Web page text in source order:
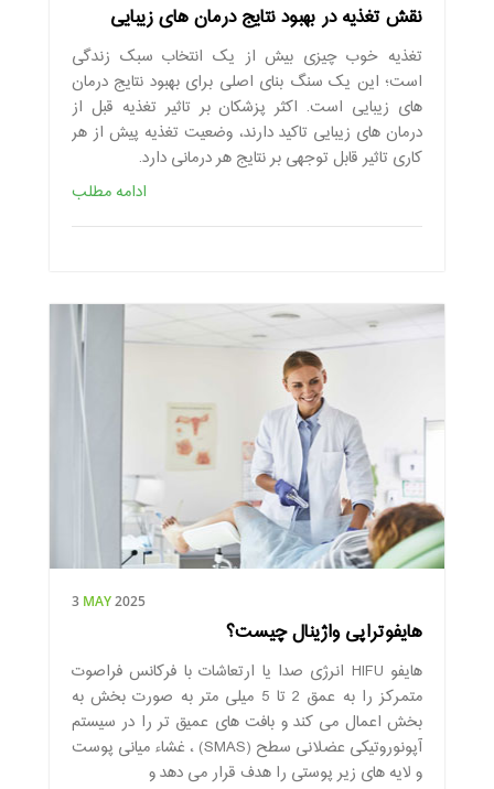
نقش تغذیه در بهبود نتایج درمان های زیبایی
تغذیه خوب چیزی بیش از یک انتخاب سبک زندگی
است؛ این یک سنگ بنای اصلی برای بهبود نتایج درمان
های زیبایی است. اکثر پزشکان بر تاثیر تغذیه قبل از
درمان های زیبایی تاکید دارند، وضعیت تغذیه پیش از هر
کاری تاثیر قابل توجهی بر نتایج هر درمانی دارد.
ادامه مطلب
3 MAY2025
هایفوتراپی واژینال چیست؟
هایفو HIFU انرژی صدا یا ارتعاشات با فرکانس فراصوت
متمرکز را به عمق 2 تا 5 میلی متر به صورت بخش به
بخش اعمال می کند و بافت های عمیق تر را در سیستم
آپونوروتیکی عضلانی سطح (SMAS) ، غشاء میانی پوست
و لایه های زیر پوستی را هدف قرار می دهد و